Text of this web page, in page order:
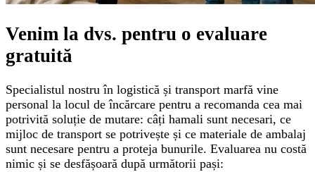
Venim la dvs. pentru o evaluare
gratuită
Specialistul nostru în logistică și transport marfă vine
personal la locul de încărcare pentru a recomanda cea mai
potrivită soluție de mutare: câți hamali sunt necesari, ce
mijloc de transport se potrivește și ce materiale de ambalaj
sunt necesare pentru a proteja bunurile. Evaluarea nu costă
nimic și se desfășoară după următorii pași: